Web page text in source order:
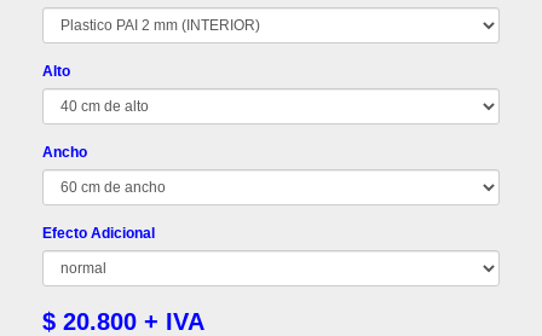
Alto
Ancho
Efecto Adicional
$ 20.800 + IVA